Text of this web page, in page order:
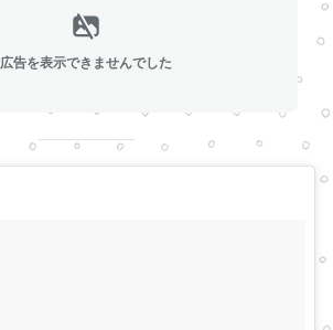
広告を表示できませんでした